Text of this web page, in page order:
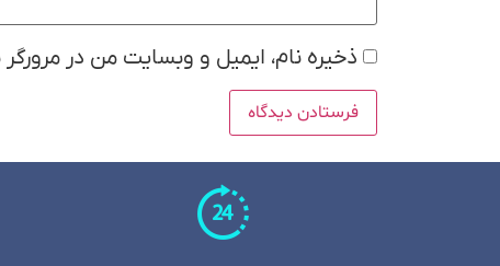
ذخیره نام، ایمیل و وبسایت من در